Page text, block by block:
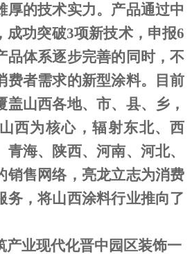
厚的技术实力。产品通过中
成功突破3项新技术，申报6
品体系逐步完善的同时，不
费者需求的新型涂料。目前
盖山西各地、市、县、乡，
西为核心，辐射东北、西
海、陕西、河南、河北、
销售网络，亮龙立志为消费
务，将山西涂料行业推向了
产业现代化晋中园区装饰一